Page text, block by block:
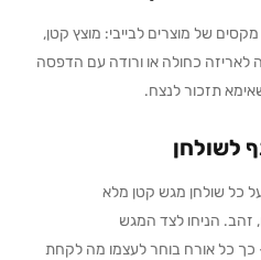
של מוצרים לבייבי: מוצץ קטן,
לאריזה כחולה או ורודה עם הדפסה
תזכור לנצח.
לשולחן
כל שולחן מגש קטן מלא
זהב. הניחו לצד המגש
כך כל אורח בוחר לעצמו מה לקחת